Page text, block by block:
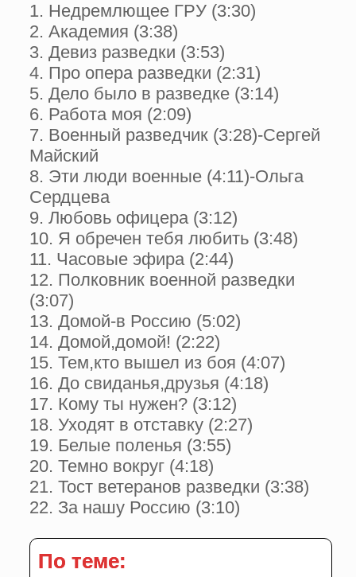
1. Недремлющее ГРУ (3:30)
2. Академия (3:38)
3. Девиз разведки (3:53)
4. Про опера разведки (2:31)
5. Дело было в разведке (3:14)
6. Работа моя (2:09)
7. Военный разведчик (3:28)-Сергей
Майский
8. Эти люди военные (4:11)-Ольга
Сердцева
9. Любовь офицера (3:12)
10. Я обречен тебя любить (3:48)
11. Часовые эфира (2:44)
12. Полковник военной разведки
(3:07)
13. Домой-в Россию (5:02)
14. Домой,домой! (2:22)
15. Тем,кто вышел из боя (4:07)
16. До свиданья,друзья (4:18)
17. Кому ты нужен? (3:12)
18. Уходят в отставку (2:27)
19. Белые поленья (3:55)
20. Темно вокруг (4:18)
21. Тост ветеранов разведки (3:38)
22. За нашу Россию (3:10)
По теме: